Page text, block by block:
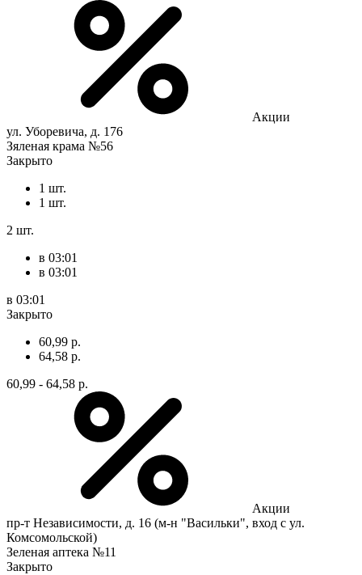
Акции
ул. Уборевича, д. 176
Зяленая крама №56
Закрыто
1 шт.
1 шт.
2 шт.
в 03:01
в 03:01
в 03:01
Закрыто
60,99 р.
64,58 р.
60,99 - 64,58 р.
Акции
пр-т Независимости, д. 16 (м-н "Васильки", вход с ул.
Комсомольской)
Зеленая аптека №11
Закрыто